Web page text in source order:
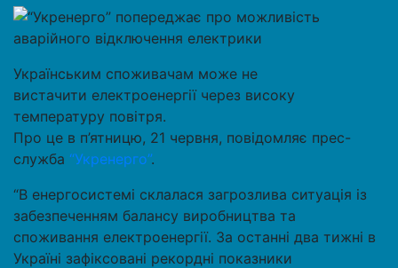
Українським споживачам може не
вистачити електроенергії через високу
температуру повітря.
Про це в п’ятницю, 21 червня, повідомляє прес-
служба “Укренерго”.
“В енергосистемі склалася загрозлива ситуація із
забезпеченням балансу виробництва та
споживання електроенергії. За останні два тижні в
Україні зафіксовані рекордні показники